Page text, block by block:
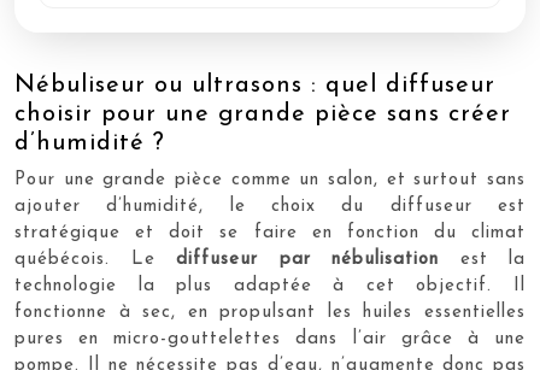
Nébuliseur ou ultrasons : quel diffuseur
choisir pour une grande pièce sans créer
d’humidité ?
Pour une grande pièce comme un salon, et surtout sans
ajouter d’humidité, le choix du diffuseur est
stratégique et doit se faire en fonction du climat
québécois. Le diffuseur par nébulisation est la
technologie la plus adaptée à cet objectif. Il
fonctionne à sec, en propulsant les huiles essentielles
pures en micro-gouttelettes dans l’air grâce à une
pompe. Il ne nécessite pas d’eau, n’augmente donc pas